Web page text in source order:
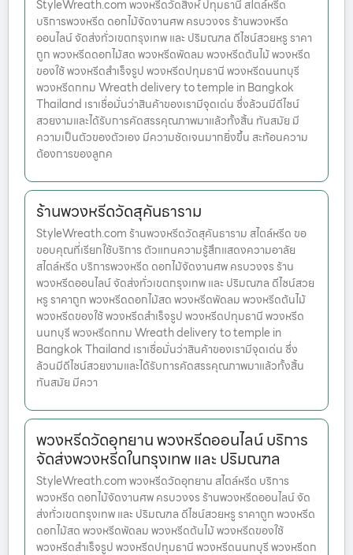
StyleWreath.com พวงหรีดวัดสิงห์ ปทุมธานี สไตล์หรีด
บริการพวงหรีด ดอกไม้จัดงานศพ ครบวงจร ร้านพวงหรีด
ออนไลน์ จัดส่งทั่วเขตกรุงเทพ และ ปริมณฑล ดีไซน์สวยหรู ราคา
ถูก พวงหรีดดอกไม้สด พวงหรีดพัดลม พวงหรีดต้นไม้ พวงหรีด
ของใช้ พวงหรีดสำเร็จรูป พวงหรีดปทุมธานี พวงหรีดนนทบุรี
พวงหรีดกทม Wreath delivery to temple in Bangkok
Thailand เราเชื่อมั่นว่าสินค้าของเรามีจุดเด่น ซึ่งล้วนมีดีไซน์
สวยงามและได้รับการคัดสรรคุณภาพมาแล้วทั้งสิ้น ทันสมัย มี
ความเป็นตัวของตัวเอง มีความชัดเจนมากยิ่งขึ้น สะท้อนความ
ต้องการของลูกค
ร้านพวงหรีดวัดสุคันธาราม
StyleWreath.com ร้านพวงหรีดวัดสุคันธาราม สไตล์หรีด ขอ
ขอบคุณที่เรียกใช้บริการ ตัวแทนความรู้สึกแสดงความอาลัย
สไตล์หรีด บริการพวงหรีด ดอกไม้จัดงานศพ ครบวงจร ร้าน
พวงหรีดออนไลน์ จัดส่งทั่วเขตกรุงเทพ และ ปริมณฑล ดีไซน์สวย
หรู ราคาถูก พวงหรีดดอกไม้สด พวงหรีดพัดลม พวงหรีดต้นไม้
พวงหรีดของใช้ พวงหรีดสำเร็จรูป พวงหรีดปทุมธานี พวงหรีด
นนทบุรี พวงหรีดกทม Wreath delivery to temple in
Bangkok Thailand เราเชื่อมั่นว่าสินค้าของเรามีจุดเด่น ซึ่ง
ล้วนมีดีไซน์สวยงามและได้รับการคัดสรรคุณภาพมาแล้วทั้งสิ้น
ทันสมัย มีควา
พวงหรีดวัดอุทยาน พวงหรีดออนไลน์ บริการ
จัดส่งพวงหรีดในกรุงเทพ และ ปริมณฑล
StyleWreath.com พวงหรีดวัดอุทยาน สไตล์หรีด บริการ
พวงหรีด ดอกไม้จัดงานศพ ครบวงจร ร้านพวงหรีดออนไลน์ จัด
ส่งทั่วเขตกรุงเทพ และ ปริมณฑล ดีไซน์สวยหรู ราคาถูก พวงหรีด
ดอกไม้สด พวงหรีดพัดลม พวงหรีดต้นไม้ พวงหรีดของใช้
พวงหรีดสำเร็จรูป พวงหรีดปทุมธานี พวงหรีดนนทบุรี พวงหรีดก